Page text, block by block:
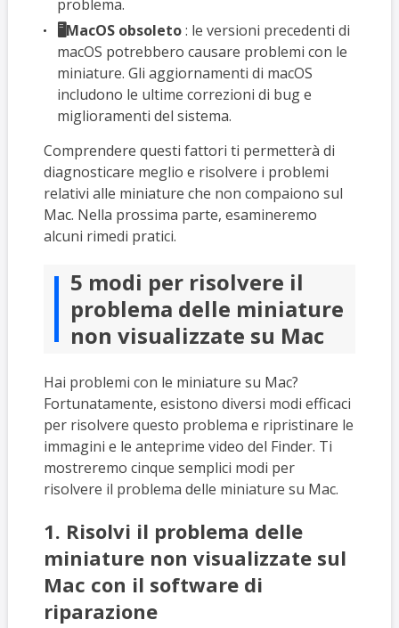
problema.
🖥️MacOS obsoleto: le versioni precedenti di
macOS potrebbero causare problemi con le
miniature. Gli aggiornamenti di macOS
includono le ultime correzioni di bug e
miglioramenti del sistema.
Comprendere questi fattori ti permetterà di
diagnosticare meglio e risolvere i problemi
relativi alle miniature che non compaiono sul
Mac. Nella prossima parte, esamineremo
alcuni rimedi pratici.
5 modi per risolvere il
problema delle miniature
non visualizzate su Mac
Hai problemi con le miniature su Mac?
Fortunatamente, esistono diversi modi efficaci
per risolvere questo problema e ripristinare le
immagini e le anteprime video del Finder. Ti
mostreremo cinque semplici modi per
risolvere il problema delle miniature su Mac.
1. Risolvi il problema delle
miniature non visualizzate sul
Mac con il software di
riparazione